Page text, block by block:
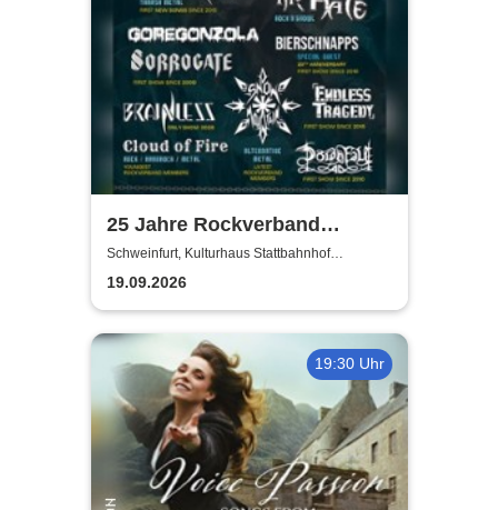
25 Jahre Rockverband
Schweinfurt e.V.
Schweinfurt, Kulturhaus Stattbahnhof
Schweinfurt
19.09.2026
19:30 Uhr